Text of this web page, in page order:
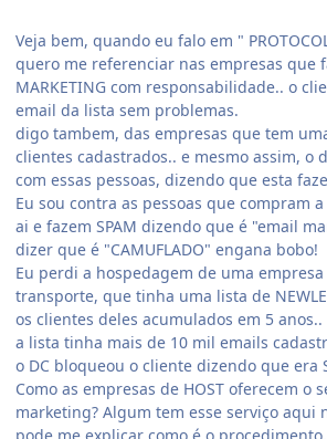
Veja bem, quando eu falo em "
quero me referenciar nas empresas que
MARKETING com responsabilidade.. o
email da lista sem problemas.
digo tambem, das empresas que tem
clientes cadastrados.. e mesmo assim, o
com essas pessoas, dizendo que esta
Eu sou contra as pessoas que compram a
ai e fazem SPAM dizendo que é "email
dizer que é "CAMUFLADO" engana bobo!
Eu perdi a hospedagem de uma
transporte, que tinha uma lista de
os clientes deles acumulados em 5 anos..
a lista tinha mais de 10 mil emails
o DC bloqueou o cliente dizendo que era
Como as empresas de HOST oferecem o
marketing? Algum tem esse serviço aqui